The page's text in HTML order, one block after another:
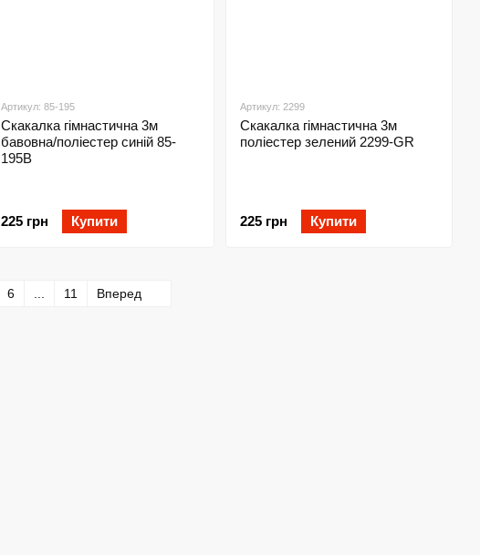
Артикул: 85-195
Скакалка гімнастична 3м
бавовна/поліестер синій 85-
195B
225 грн Купити
Артикул: 2299
Скакалка гімнастична 3м
поліестер зелений 2299-GR
225 грн Купити
6 11 Вперед